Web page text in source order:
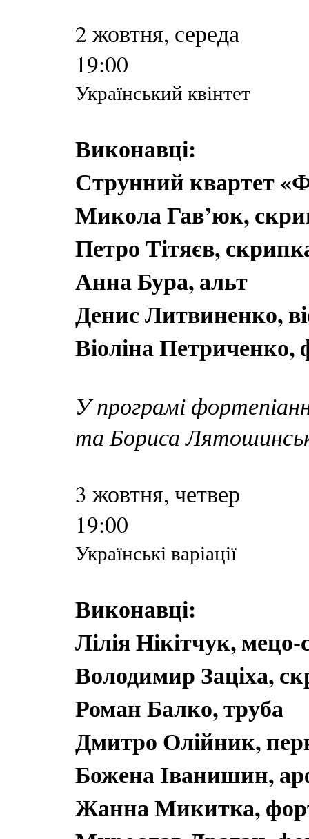
2 жовтня, середа
19:00
Український квінтет
Виконавці:
Струнний квартет
Микола Гав’юк,
Петро Тітяєв,
Анна Бура, альт
Денис Литвиненко,
Віоліна Петриченко,
У програмі
та Бориса
3 жовтня, четвер
19:00
Українські варіації
Виконавці:
Лілія Нікітчук,
Володимир Заціха,
Роман Балко, труба
Дмитро Олійник,
Божена Іванишин,
Жанна Микитка,